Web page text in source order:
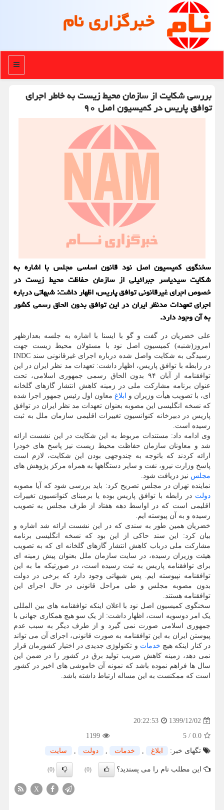
خبرگزاری نام
منو
بررسی شكایت از سازمان محیط زیست به خاطر اجرای
توافق پاریس در كمیسیون اصل ۹۰
سخنگوی کمیسیون اصل نود قانون اساسی مجلس با اشاره به
شکایت سیدیاسر جبرائیلی از سازمان حفاظت محیط زیست در
خصوص اجرای غیرقانونی توافق پاریس، اظهار داشت: شبهاتی درباره
اجرای تعهدات مدنظر ایران در این توافق بدون الحاق رسمی کشور
به آن وجود دارد.
علی خضریان در گفت و گو با ایسنا با اشاره به جلسه بعدازظهر
امروز(شنبه) کمیسیون اصل نود با مسئولان محیط زیست جهت
رسیدگی به شکایت واصل شده درباره اجرای غیرقانونی سند INDC
در رابطه با توافق پاریس، اظهار داشت: تعهدات مد نظر ایران در این
توافقنامه از آبان ۹۴ بدون الحاق رسمی جمهوری اسلامی، تحت
عنوان برنامه مشارکت ملی در زمینه کاهش انتشار گازهای گلخانه
ای، با تصویب هیأت وزیران و ابلاغ معاون اول رئیس جمهور اجرا شده
که نسخه انگلیسی این مصوبه بعنوان تعهدات مد نظر ایران در توافق
پاریس در دبیرخانه کنوانسیون تغییرات اقلیمی سازمان ملل به ثبت
رسیده است.
وی ادامه داد: مستندات مربوط به این شکایت در این نشست ارائه
شد و معاونان سازمان حفاظت محیط زیست نیز پاسخ های خودرا
ارائه کردند که باتوجه به چندوجهی بودن این شکایت، لازم است
پاسخ وزارت نیرو، نفت و سایر دستگاهها به همراه مرکز پژوهش های
مجلس نیز دریافت شود.
نماینده تهران در مجلس تصریح کرد: باید بررسی شود که آیا مصوبه
دولت در رابطه با توافق پاریس بوده یا برمبنای کنوانسیون تغییرات
اقلیمی است که در اواسط دهه هفتاد از طرف مجلس به تصویب
رسیده و به آن پیوسته ایم.
خضریان همین طور به سندی که در این نشست ارائه شد اشاره و
بیان کرد: این سند حاکی از این بود که نسخه انگلیسی برنامه
مشارکت ملی درباب کاهش انتشار گازهای گلخانه ای که به تصویب
هیئت وزیران رسیده، در سایت سازمان ملل بعنوان پیش زمینه ای
برای توافقنامه پاریس به ثبت رسیده است، در صورتیکه ما به این
توافقنامه نپیوسته ایم. پس شبهاتی وجود دارد که برخی در دولت
بدون مصوبه مجلس و طی مراحل قانونی در حال اجرای این
توافقنامه هستند.
سخنگوی کمیسیون اصل نود با اعلان اینکه توافقنامه های بین المللی
یک امر دوسویه است، اظهار داشت: از یک سو هیچ همکاری جهانی با
جمهوری اسلامی صورت نمی گیرد و از طرف دیگر به سبب عدم
پیوستن ایران به این توافقنامه به صورت قانونی، اجرای آن می تواند
در کنار اینکه هیچ خدمات و تکنولوژی جدیدی در اختیار کشورمان قرار
نمی دهد، زمینه کاهش ضریب تولید برق در کشور را در ضمن این
سال ها فراهم نموده باشد که نمونه آن خاموشی های اخیر در کشور
است که ممکنست به این مساله ارتباط داشته باشد.
1399/12/02
20:22:53
0.0
/
5
1199
تگهای خبر:
ابلاغ , خدمات , دولت , سایت
این مطلب نام را می پسندید؟ (0)
(0)
X